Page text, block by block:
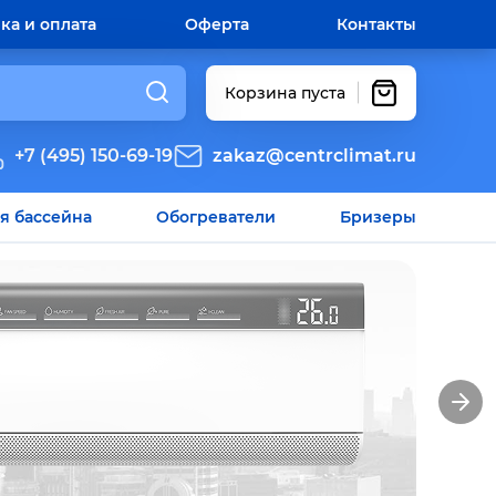
и оплата Оферта Контакты
Корзина пуста
+7 (495) 150-69-19 zakaz@centrclimat.ru
бассейна Обогреватели Бризеры